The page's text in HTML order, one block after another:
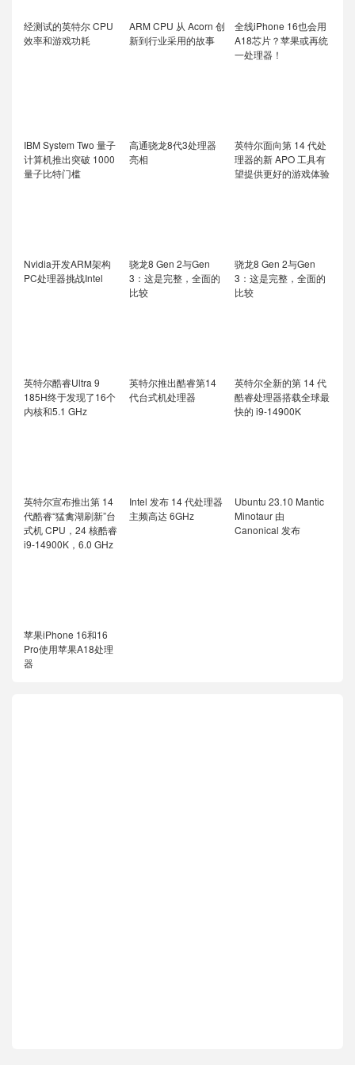
经测试的英特尔 CPU
效率和游戏功耗
ARM CPU 从 Acorn 创
新到行业采用的故事
全线iPhone 16也会用
A18芯片？苹果或再统
一处理器！
IBM System Two 量子
计算机推出突破 1000
量子比特门槛
高通骁龙8代3处理器
亮相
英特尔面向第 14 代处
理器的新 APO 工具有
望提供更好的游戏体验
Nvidia开发ARM架构
PC处理器挑战Intel
骁龙8 Gen 2与Gen
3：这是完整，全面的
比较
骁龙8 Gen 2与Gen
3：这是完整，全面的
比较
英特尔酷睿Ultra 9
185H终于发现了16个
内核和5.1 GHz
英特尔推出酷睿第14
代台式机处理器
英特尔全新的第 14 代
酷睿处理器搭载全球最
快的 i9-14900K
英特尔宣布推出第 14
代酷睿“猛禽湖刷新”台
式机 CPU，24 核酷睿
i9-14900K，6.0 GHz
Intel 发布 14 代处理器
主频高达 6GHz
Ubuntu 23.10 Mantic
Minotaur 由
Canonical 发布
苹果iPhone 16和16
Pro使用苹果A18处理
器